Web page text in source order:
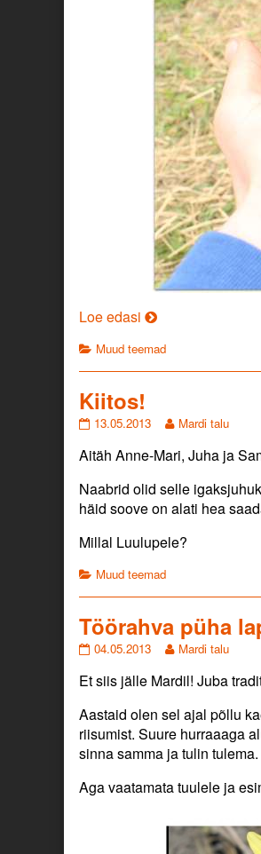
Loe edasi Et
saaks
alguse!
Categories
Muud teemad
Kiitos!
Kiitos!
on
13.05.2013
Read
posts
the
author
of
Kiitos!,
Mardi talu
Aitäh Anne-Mari, Juha ja
Naabrid olid selle
häid soove on alati hea
Millal Luulupele?
Categories
Muud teemad
Töörahva püha
Töörahva
laps,
olema,
ja
kraps!
on
04.05.2013
Read
posts
the
author
of
Töörahva
laps,
olema,
tubli
Mardi talu
Et siis jälle Mardil! Juba
Aastaid olen sel ajal põllu
riisumist. Suure hurraaaga
sinna samma ja tulin tulema.
Aga vaatamata tuulele ja